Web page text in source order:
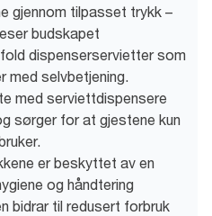
gjennom tilpasset trykk –
budskapet
dispenserservietter som
med selvbetjening.
med serviettdispensere
sørger for at gjestene kun
er beskyttet av en
og håndtering
bidrar til redusert forbruk